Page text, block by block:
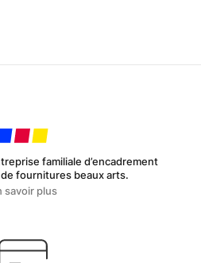
familiale d’encadrement
fournitures beaux arts.
savoir plus